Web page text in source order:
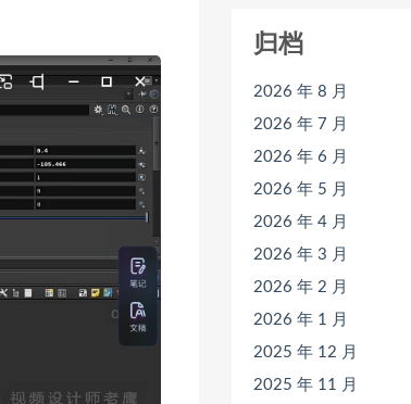
归档
2026 年 8 月
2026 年 7 月
2026 年 6 月
2026 年 5 月
2026 年 4 月
2026 年 3 月
2026 年 2 月
2026 年 1 月
2025 年 12 月
2025 年 11 月